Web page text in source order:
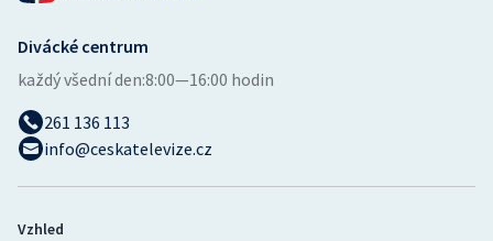
Divácké centrum
každý všední den:8:00—16:00 hodin
261 136 113
info@ceskatelevize.cz
Vzhled